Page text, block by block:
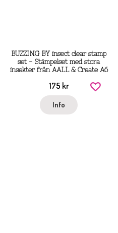
BUZZING BY insect clear stamp
set - Stämpelset med stora
insekter från AALL & Create A6
175 kr
Info